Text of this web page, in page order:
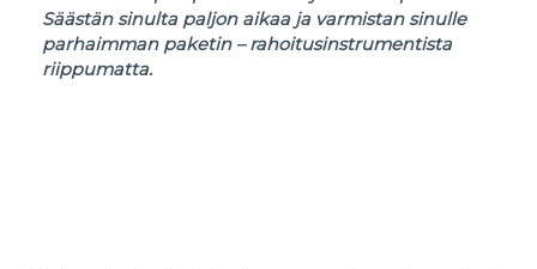
Säästän sinulta paljon aikaa ja varmistan sinulle
parhaimman paketin – rahoitusinstrumentista
riippumatta.